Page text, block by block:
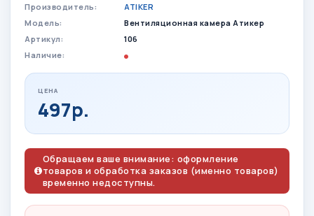
Производитель:
ATIKER
Модель:
Вентиляционная камера Атикер
Артикул:
106
Наличие:
ЦЕНА
497р.
Обращаем ваше внимание: оформление
товаров и обработка заказов (именно товаров)
временно недоступны.